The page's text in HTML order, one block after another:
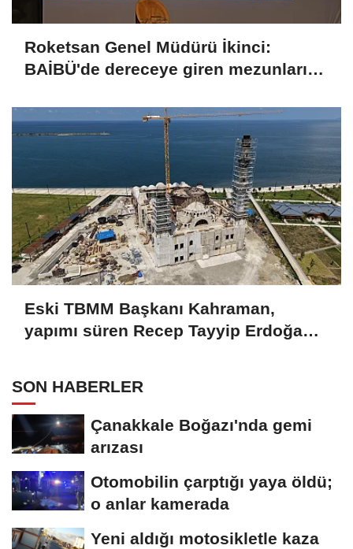
Roketsan Genel Müdürü İkinci:
BAİBÜ'de dereceye giren mezunları
Eski TBMM Başkanı Kahraman,
yapımı süren Recep Tayyip Erdoğan
SON HABERLER
Çanakkale Boğazı'nda gemi
arızası
Otomobilin çarptığı yaya öldü;
o anlar kamerada
Yeni aldığı motosikletle kaza